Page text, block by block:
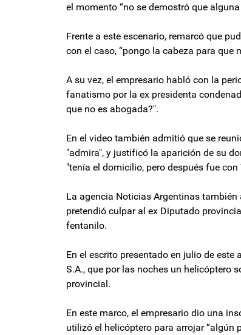
el momento “no se demostró que
Frente a este escenario, remarcó que
con el caso, “pongo la cabeza para que
A su vez, el empresario habló con la
fanatismo por la ex presidenta
que no es abogada?".
En el video también admitió que se
"admira", y justificó la aparición de su
"tenía el domicilio, pero después fue con
La agencia Noticias Argentinas
pretendió culpar al ex Diputado
fentanilo.
En el escrito presentado en julio de
S.A., que por las noches un helicóptero
provincial.
En este marco, el empresario dio una
utilizó el helicóptero para arrojar “algún